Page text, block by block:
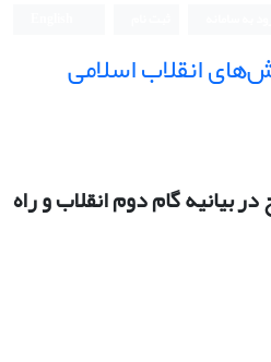
انقلاب اسلامی
بیانیه گام دوم انقلاب و راه